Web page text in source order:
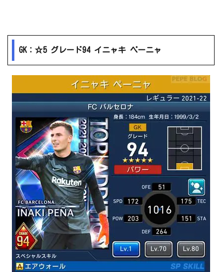
GK：☆5 グレード94 イニャキ ペーニャ